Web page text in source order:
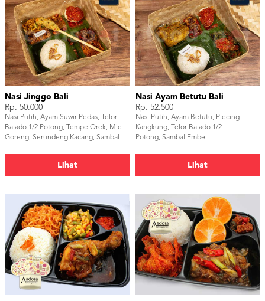
Nasi Jinggo Bali
Rp. 50.000
Nasi Putih, Ayam Suwir Pedas, Telor
Balado 1/2 Potong, Tempe Orek, Mie
Goreng, Serundeng Kacang, Sambal
Lihat
Nasi Ayam Betutu Bali
Rp. 52.500
Nasi Putih, Ayam Betutu, Plecing
Kangkung, Telor Balado 1/2
Potong, Sambal Embe
Lihat